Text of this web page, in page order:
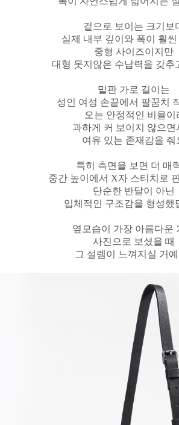
겉으로 보이는 크기보
실제 내부 깊이와 폭이 훨씬
중형 사이즈이지만
대형 못지않은 수납력을 갖추
밑판 가로 길이는
성인 여성 손끝에서 팔꿈치
오는 안정적인 비율이
과하게 커 보이지 않으면
여유 있는 존재감을 줘
특히 측면을 보면 더 매
중간 높이에서 X자 스티치로
단순한 반달이 아닌
입체적인 구조감을 형성했
옆모습이 가장 아름다운
사진으로 보셨을 때
그 설렘이 느껴지실 거